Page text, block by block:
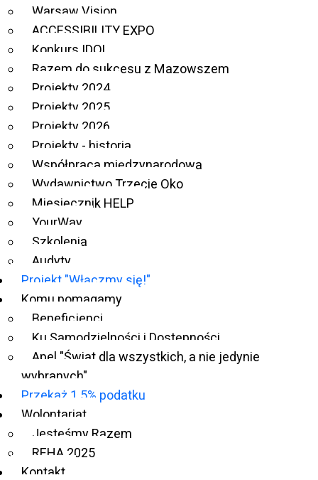
Warsaw Vision
ACCESSIBILITY EXPO
Konkurs IDOL
Razem do sukcesu z Mazowszem
Projekty 2024
Projekty 2025
Projekty 2026
Projekty - historia
Współpraca międzynarodowa
Wydawnictwo Trzecie Oko
Miesięcznik HELP
YourWay
Szkolenia
Audyty
Projekt "Włączmy się!"
Komu pomagamy
Beneficjenci
Ku Samodzielności i Dostępności
Apel "Świat dla wszystkich, a nie jedynie
wybranych"
Przekaż 1.5% podatku
Wolontariat
Jesteśmy Razem
REHA 2025
Kontakt
Fundacja Szansa – Jesteśmy Razem
(tyflopunkt w Opolu) realizuje innowacyjny